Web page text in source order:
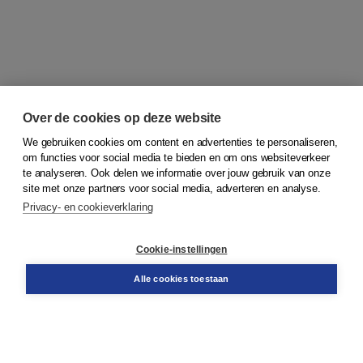
© 2026Koninklijke Boom uitgevers
Bestellen
Over de cookies op deze website
We gebruiken cookies om content en advertenties te personaliseren,
om functies voor social media te bieden en om ons websiteverkeer
te analyseren. Ook delen we informatie over jouw gebruik van onze
site met onze partners voor social media, adverteren en analyse.
Privacy- en cookieverklaring
Cookie-instellingen
Alle cookies toestaan